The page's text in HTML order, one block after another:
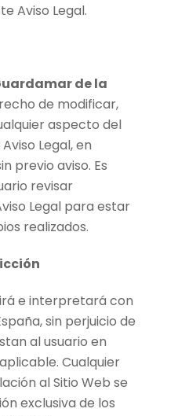
Aviso Legal.
de la
de modificar,
aspecto del
Legal, en
previo aviso. Es
revisar
Legal para estar
realizados.
e interpretará con
sin perjuicio de
al usuario en
Cualquier
al Sitio Web se
exclusiva de los